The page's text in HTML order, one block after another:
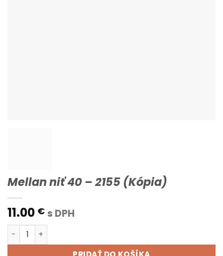
Mellan niť 40 – 2155 (Kópia)
11.00 € s DPH
množstvo Mellan niť 40 - 2155 (Kópia)